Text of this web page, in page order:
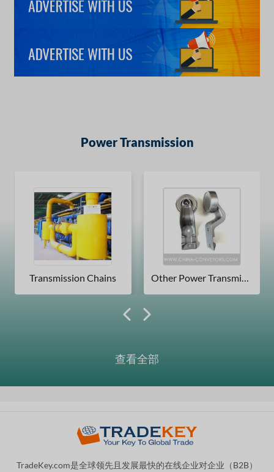
Power Transmission
Transmission Chains
查看全部
TradeKey.com是全球领先且发展最快的在线企业对企业（B2B）